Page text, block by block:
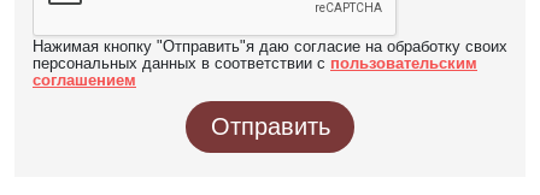
Нажимая кнопку "Отправить"я даю согласие на обработку своих
персональных данных в соответствии с пользовательским
соглашением
Отправить